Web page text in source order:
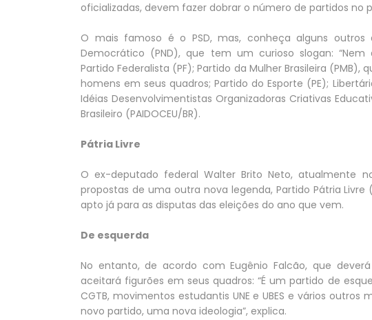
oficializadas, devem fazer dobrar o número de partidos no
O mais famoso é o PSD, mas, conheça alguns outros
Democrático (PND), que tem um curioso slogan: “Nem
Partido Federalista (PF); Partido da Mulher Brasileira
homens em seus quadros; Partido do Esporte (PE);
Idéias Desenvolvimentistas Organizadoras Criativas
Brasileiro (PAIDOCEU/BR).
Pátria Livre
O ex-deputado federal Walter Brito Neto, atualmente
propostas de uma outra nova legenda, Partido Pátria Livre
apto já para as disputas das eleições do ano que vem.
De esquerda
No entanto, de acordo com Eugênio Falcão, que
aceitará figurões em seus quadros: “É um partido de
CGTB, movimentos estudantis UNE e UBES e vários
novo partido, uma nova ideologia”, explica.